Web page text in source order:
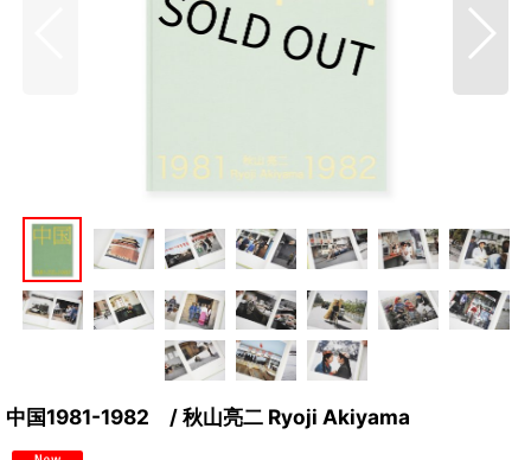
中国1981-1982 / 秋山亮二 Ryoji Akiyama